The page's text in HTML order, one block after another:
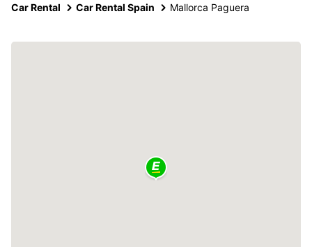
Car Rental Car Rental Spain Mallorca Paguera